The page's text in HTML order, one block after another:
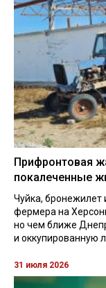
Прифронтовая
покалеченные
Чуйка, бронежилет
фермера на
но чем ближе
и оккупированную
31 июля 2026